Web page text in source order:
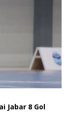
Jabar 8 Gol